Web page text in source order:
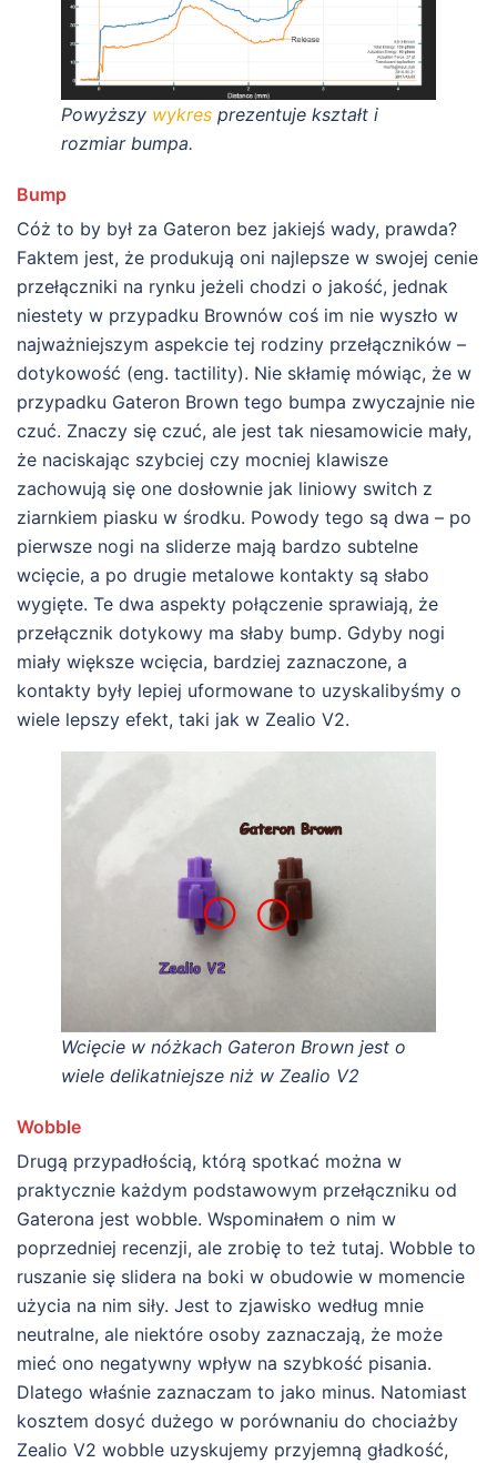
Powyższy wykres prezentuje kształt i
rozmiar bumpa.
Bump
Cóż to by był za Gateron bez jakiejś wady, prawda?
Faktem jest, że produkują oni najlepsze w swojej cenie
przełączniki na rynku jeżeli chodzi o jakość, jednak
niestety w przypadku Brownów coś im nie wyszło w
najważniejszym aspekcie tej rodziny przełączników –
dotykowość (eng. tactility). Nie skłamię mówiąc, że w
przypadku Gateron Brown tego bumpa zwyczajnie nie
czuć. Znaczy się czuć, ale jest tak niesamowicie mały,
że naciskając szybciej czy mocniej klawisze
zachowują się one dosłownie jak liniowy switch z
ziarnkiem piasku w środku. Powody tego są dwa – po
pierwsze nogi na sliderze mają bardzo subtelne
wcięcie, a po drugie metalowe kontakty są słabo
wygięte. Te dwa aspekty połączenie sprawiają, że
przełącznik dotykowy ma słaby bump. Gdyby nogi
miały większe wcięcia, bardziej zaznaczone, a
kontakty były lepiej uformowane to uzyskalibyśmy o
wiele lepszy efekt, taki jak w Zealio V2.
Wcięcie w nóżkach Gateron Brown jest o
wiele delikatniejsze niż w Zealio V2
Wobble
Drugą przypadłością, którą spotkać można w
praktycznie każdym podstawowym przełączniku od
Gaterona jest wobble. Wspominałem o nim w
poprzedniej recenzji, ale zrobię to też tutaj. Wobble to
ruszanie się slidera na boki w obudowie w momencie
użycia na nim siły. Jest to zjawisko według mnie
neutralne, ale niektóre osoby zaznaczają, że może
mieć ono negatywny wpływ na szybkość pisania.
Dlatego właśnie zaznaczam to jako minus. Natomiast
kosztem dosyć dużego w porównaniu do chociażby
Zealio V2 wobble uzyskujemy przyjemną gładkość,